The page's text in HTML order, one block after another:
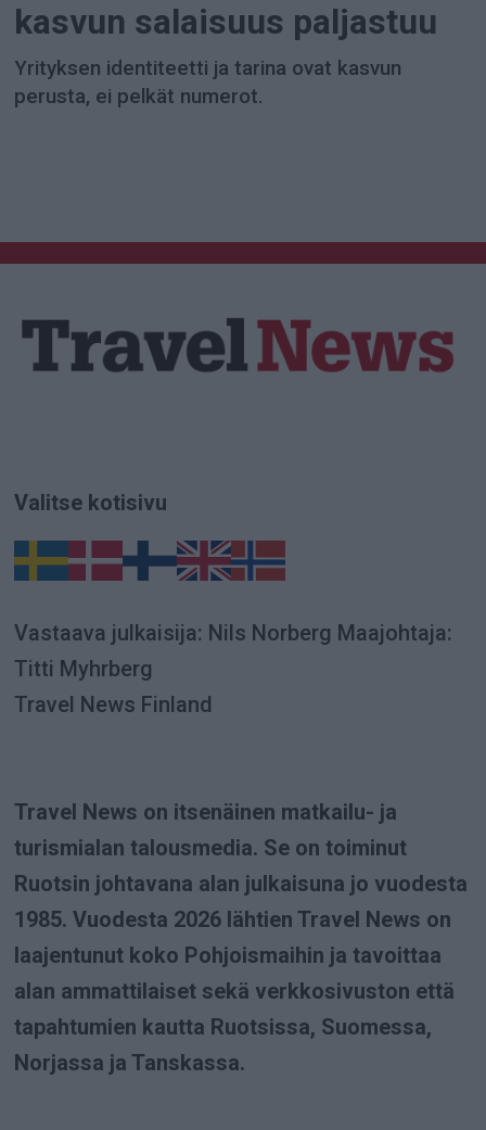
kasvun salaisuus paljastuu
Yrityksen identiteetti ja tarina ovat kasvun
perusta, ei pelkät numerot.
Valitse kotisivu
Vastaava julkaisija: Nils Norberg Maajohtaja:
Titti Myhrberg
Travel News Finland
Travel News on itsenäinen matkailu- ja
turismialan talousmedia. Se on toiminut
Ruotsin johtavana alan julkaisuna jo vuodesta
1985. Vuodesta 2026 lähtien Travel News on
laajentunut koko Pohjoismaihin ja tavoittaa
alan ammattilaiset sekä verkkosivuston että
tapahtumien kautta Ruotsissa, Suomessa,
Norjassa ja Tanskassa.